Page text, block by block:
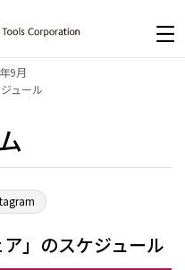
9月
ュール
」のスケジュール